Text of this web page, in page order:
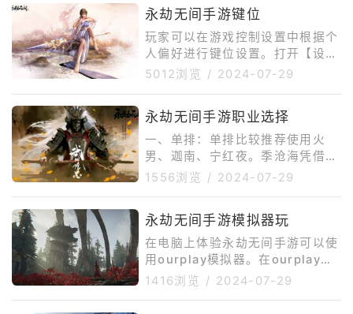
永劫无间手游键位
玩家可以在游戏控制设置中根据个
人偏好进行键位设置。打开【设
置-操作布局】界面，大家可以通
设置，完成这一功能的设置后，可
以让游戏键位充分契合个人的战斗
习惯。同时也可以分享自己的键位
设置或者导入他人键位设置。对于
不习惯滑动操作的玩家，官方为玩
置-操作布局-自定义布局】中选择
点击按钮方案。设置为【点击按钮
方案】
5012浏览 / 2024-07-29
永劫无间手游职业选择
一、单排：单排比较推荐使用火
男、迦南、宁红夜。季沧海凭借着
高机动和爆发，以及开大后的无限
能隐身和点杀,也是单排首选。宁
红夜控制能力较强，单排能力也比
较强。二、双排：天海+迦南：天
海变身后的抓是可以被闪避躲掉
的，但如果配合上迦南大招的隐
身，在敌人看不到的情况下,天海
1556浏览 / 2024-07-29
永劫无间手游模拟器玩
在电脑上体验永劫无间手游可以使
用ourplay模拟器。在ourplay官
网下载安装包。在搜索栏中搜索永
1416浏览 / 2024-07-29